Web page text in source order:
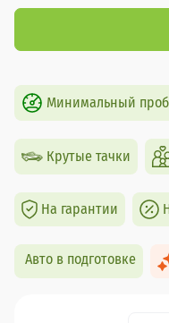
Минимальный
Крутые тачки
На гарантии
Авто в подготовке